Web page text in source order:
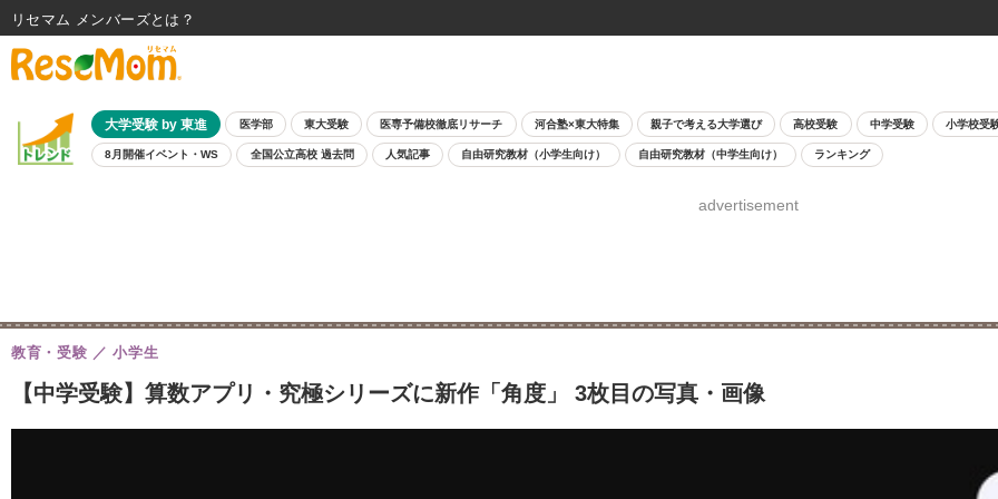
大学受験 by 東進 医学部 東大受験 医専予備校徹底リサーチ 河合塾×東大特集 親子で考える大学選び 高校受験 中学受験 小学校受
8月開催イベント・WS 全国公立高校 過去問 人気記事 自由研究教材（小学生向け） 自由研究教材（中学生向け） ランキング
advertisement
【中学受験】算数アプリ・究極シリーズに新作「角度」 3枚目の写真・画像
教育・受験 小学生
リセマム メンバーズ